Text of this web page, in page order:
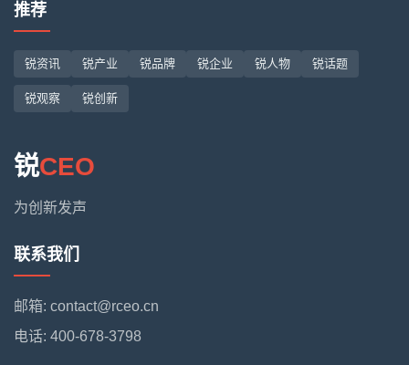
推荐
锐资讯 锐产业 锐品牌 锐企业 锐人物 锐话题
锐观察 锐创新
锐CEO
为创新发声
联系我们
邮箱: contact@rceo.cn
电话: 400-678-3798